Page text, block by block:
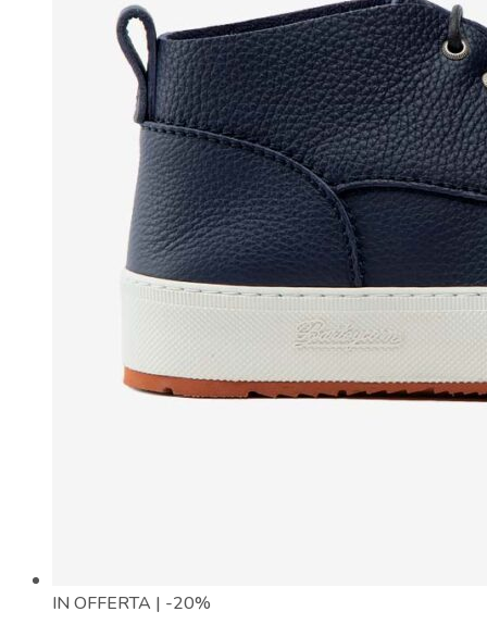
IN OFFERTA | -20%